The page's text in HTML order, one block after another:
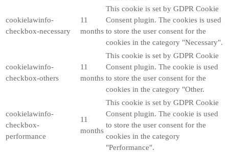
cookielawinfo-
checkbox-necessary
11
months
This cookie is set by GDPR Cookie
Consent plugin. The cookies is used
to store the user consent for the
cookies in the category "Necessary".
cookielawinfo-
checkbox-others
11
months
This cookie is set by GDPR Cookie
Consent plugin. The cookie is used
to store the user consent for the
cookies in the category "Other.
cookielawinfo-
checkbox-
performance
11
months
This cookie is set by GDPR Cookie
Consent plugin. The cookie is used
to store the user consent for the
cookies in the category
"Performance".